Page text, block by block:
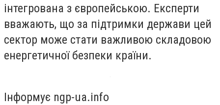
інтегрована з європейською. Експерти
вважають, що за підтримки держави цей
сектор може стати важливою складовою
енергетичної безпеки країни.
Інформує ngp-ua.info